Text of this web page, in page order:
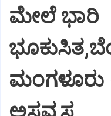
ಮೇಲೆ ಭಾರಿ
ಮಂಗಳೂರು